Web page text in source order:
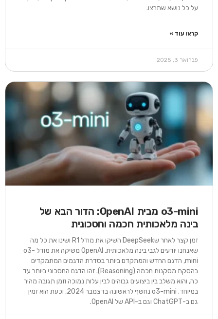
על כל נושא שתרצו.
קראו עוד »
פברואר 3, 2025
o3-mini מבית OpenAI: הדור הבא של
בינה מלאכותית חכמה וחסכונית
זמן קצר לאחר שDeepSeek השיקו את מודל R1 ושינו את כל מה
שאנחנו יודעים לגבי בינה מלאכותית, OpenAI משיקה את מודל o3-
mini, הדגם החדש והמתקדם ביותר בסדרת הדגמים המתמקדים
בהסקת מסקנות חכמה (Reasoning). זהו הדגם החסכוני ביותר עד
כה, והוא משלב בין ביצועים גבוהים לבין עלות נמוכה וזמן תגובה מהיר
במיוחד. o3-mini נחשף לראשונה בדצמבר 2024, וכעת הוא זמין
גם ב-ChatGPT וגם ב-API של OpenAI.